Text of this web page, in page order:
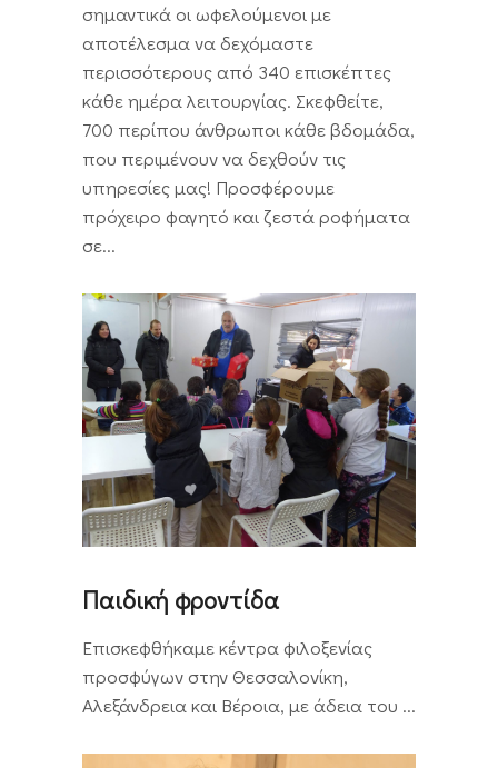
σημαντικά οι ωφελούμενοι με
αποτέλεσμα να δεχόμαστε
περισσότερους από 340 επισκέπτες
κάθε ημέρα λειτουργίας. Σκεφθείτε,
700 περίπου άνθρωποι κάθε βδομάδα,
που περιμένουν να δεχθούν τις
υπηρεσίες μας! Προσφέρουμε
πρόχειρο φαγητό και ζεστά ροφήματα
σε...
Παιδική φροντίδα
Επισκεφθήκαμε κέντρα φιλοξενίας
προσφύγων στην Θεσσαλονίκη,
Αλεξάνδρεια και Βέροια, με άδεια του ...